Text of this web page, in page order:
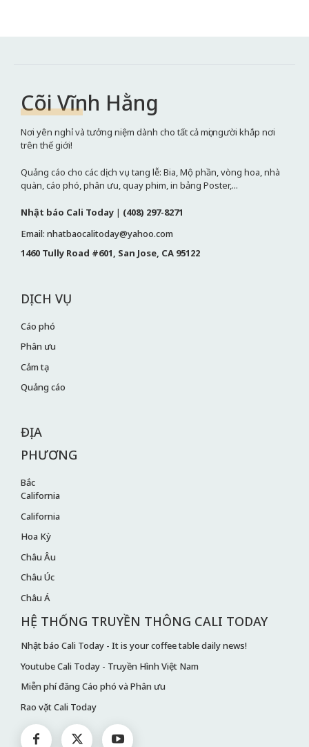
Cõi Vĩnh Hằng
Nơi yên nghỉ và tưởng niệm dành cho tất cả mọi người khắp nơi
trên thế giới!
Quảng cáo cho các dịch vụ tang lễ: Bia, Mộ phần, vòng hoa, nhà
quàn, cáo phó, phân ưu, quay phim, in bảng Poster,...
Nhật báo Cali Today | (408) 297-8271
Email: nhatbaocalitoday@yahoo.com
1460 Tully Road #601, San Jose, CA 95122
DỊCH VỤ
Cáo phó
Phân ưu
Cảm tạ
Quảng cáo
ĐỊA
PHƯƠNG
Bắc
California
California
Hoa Kỳ
Châu Âu
Châu Úc
Châu Á
HỆ THỐNG TRUYỀN THÔNG CALI TODAY
Nhật báo Cali Today - It is your coffee table daily news!
Youtube Cali Today - Truyền Hình Việt Nam
Miễn phí đăng Cáo phó và Phân ưu
Rao vặt Cali Today